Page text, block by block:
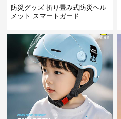
防災グッズ 折り畳み式防災ヘル
メット スマートガード